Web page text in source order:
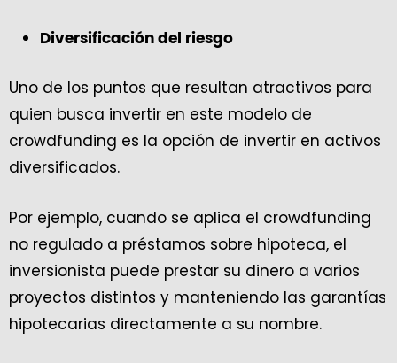
Diversificación del riesgo
Uno de los puntos que resultan atractivos para
quien busca invertir en este modelo de
crowdfunding es la opción de invertir en activos
diversificados.
Por ejemplo, cuando se aplica el crowdfunding
no regulado a préstamos sobre hipoteca, el
inversionista puede prestar su dinero a varios
proyectos distintos y manteniendo las garantías
hipotecarias directamente a su nombre.